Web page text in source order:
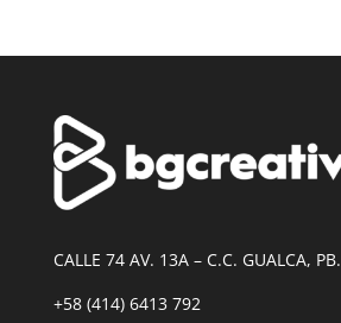
CALLE 74 AV. 13A – C.C. GUALCA, PB.
+58 (414) 6413 792